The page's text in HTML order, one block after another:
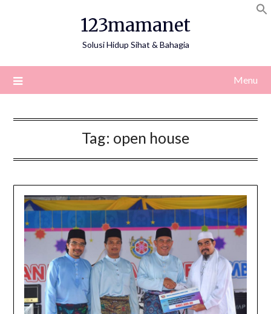
123mamanet
Solusi Hidup Sihat & Bahagia
Menu
Tag: open house